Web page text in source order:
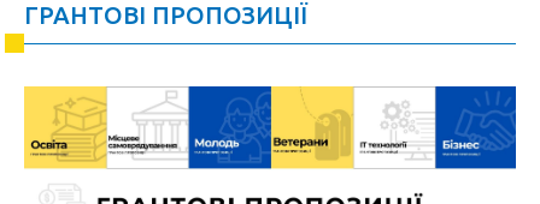
ГРАНТОВІ ПРОПОЗИЦІЇ